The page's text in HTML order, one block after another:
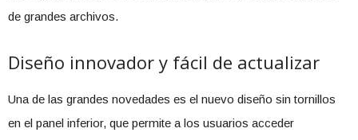
de grandes archivos.
Diseño innovador y fácil de actualizar
Una de las grandes novedades es el nuevo diseño sin tornillos
en el panel inferior, que permite a los usuarios acceder